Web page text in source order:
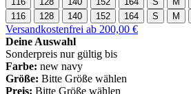
116
128 140 152 164 S M
Versandkostenfrei ab 200,00 €
Deine Auswahl
Sonderpreis nur gültig bis
Farbe: new navy
Größe: Bitte Größe wählen
Preis: Bitte Größe wählen